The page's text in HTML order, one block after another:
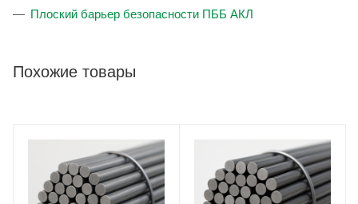
Плоский барьер безопасности ПББ АКЛ
Похожие товары